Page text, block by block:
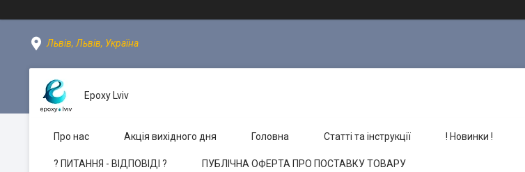
Львів, Львів, Україна
Epoxy Lviv
Про нас Акція вихідного дня Головна Статті та інструкції ! Новинки !
? ПИТАННЯ - ВІДПОВІДІ ? ПУБЛІЧНА ОФЕРТА ПРО ПОСТАВКУ ТОВАРУ